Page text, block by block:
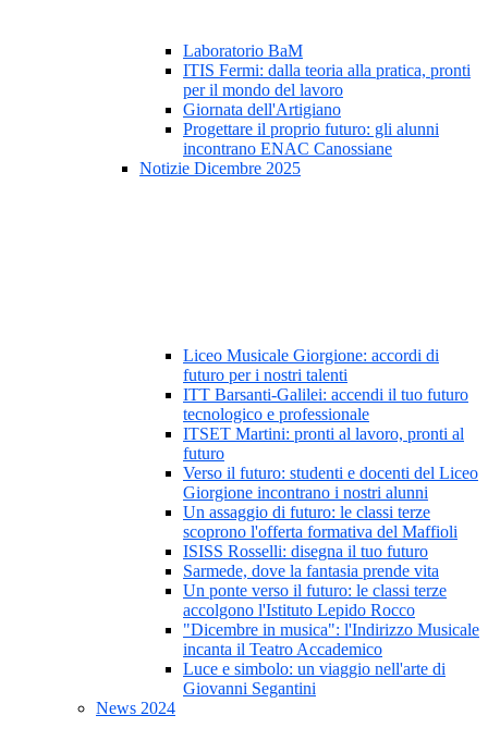
Laboratorio BaM
ITIS Fermi: dalla teoria alla pratica, pronti
per il mondo del lavoro
Giornata dell'Artigiano
Progettare il proprio futuro: gli alunni
incontrano ENAC Canossiane
Notizie Dicembre 2025
Liceo Musicale Giorgione: accordi di
futuro per i nostri talenti
ITT Barsanti-Galilei: accendi il tuo futuro
tecnologico e professionale
ITSET Martini: pronti al lavoro, pronti al
futuro
Verso il futuro: studenti e docenti del Liceo
Giorgione incontrano i nostri alunni
Un assaggio di futuro: le classi terze
scoprono l'offerta formativa del Maffioli
ISISS Rosselli: disegna il tuo futuro
Sarmede, dove la fantasia prende vita
Un ponte verso il futuro: le classi terze
accolgono l'Istituto Lepido Rocco
"Dicembre in musica": l'Indirizzo Musicale
incanta il Teatro Accademico
Luce e simbolo: un viaggio nell'arte di
Giovanni Segantini
News 2024